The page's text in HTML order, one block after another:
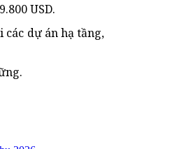
USD.
dự án hạ tầng,